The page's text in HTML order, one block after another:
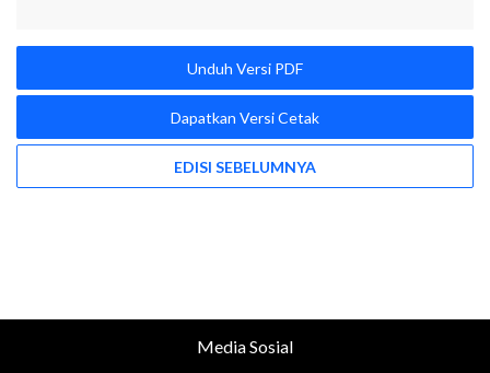
Unduh Versi PDF
Dapatkan Versi Cetak
EDISI SEBELUMNYA
Media Sosial